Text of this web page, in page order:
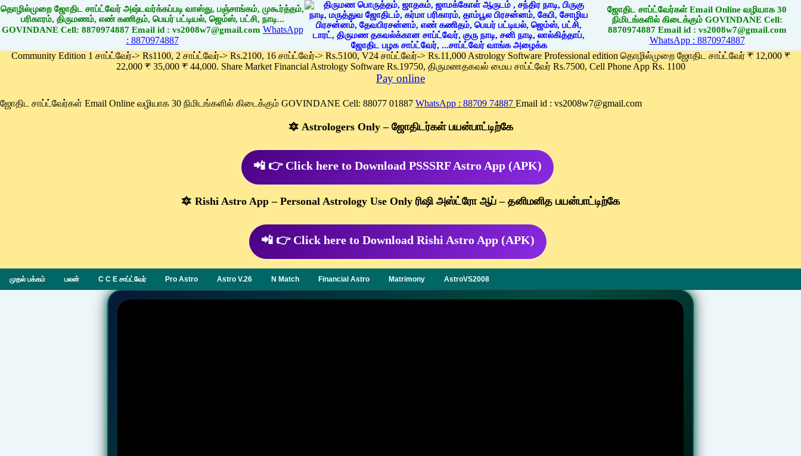
தொழில்முறை ஜோதிட சாப்ட்வேர் அஷ்டவர்க்கப்படி வாஸ்து, பஞ்சாங்கம், முகூர்த்தம்,
பரிகாரம், திருமணம், எண் கணிதம், பெயர் பட்டியல், ஜெம்ஸ், பட்சி, நாடி...
GOVINDANE Cell: 8870974887 Email id : vs2008w7@gmail.com WhatsApp
: 8870974887
ஜோதிட சாப்ட்வேர்கள் Email Online வழியாக 30
நிமிடங்களில் கிடைக்கும் GOVINDANE Cell:
8870974887 Email id : vs2008w7@gmail.com
WhatsApp : 8870974887
Community Edition 1 சாப்ட்வேர்-> Rs1100, 2 சாப்ட்வேர்-> Rs.2100, 16 சாப்ட்வேர்-> Rs.5100, V24 சாப்ட்வேர்-> Rs.11,000 Astrology Software Professional edition தொழில்முறை ஜோதிட சாப்ட்வேர் ₹ 12,000 ₹
22,000 ₹ 35,000 ₹ 44,000. Share Market Financial Astrology Software Rs.19750, திருமணதகவல் மைய சாப்ட்வேர் Rs.7500, Cell Phone App Rs. 1100
Pay online
ஜோதிட சாப்ட்வேர்கள் Email Online வழியாக 30 நிமிடங்களில் கிடைக்கும் GOVINDANE Cell: 88077 01887 WhatsApp : 88709 74887 Email id : vs2008w7@gmail.com
🔯 Astrologers Only – ஜோதிடர்கள் பயன்பாட்டிற்கே
📲 👉 Click here to Download PSSSRF Astro App (APK)
🔯 Rishi Astro App – Personal Astrology Use Only ரிஷி அஸ்ட்ரோ ஆப் – தனிமனித பயன்பாட்டிற்கே
📲 👉 Click here to Download Rishi Astro App (APK)
முதல் பக்கம் பலன் C C E சாப்ட்வேர் Pro Astro Astro V.26 N Match Financial Astro Matrimony AstroVS2008